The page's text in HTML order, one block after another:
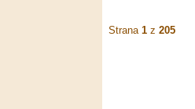
Strana 1 z 205